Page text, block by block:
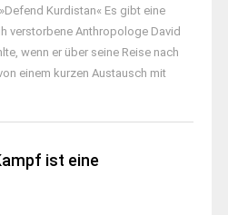
Kurdistan« Es gibt eine
verstorbene Anthropologe David
wenn er über seine Reise nach
einem kurzen Austausch mit
ist eine